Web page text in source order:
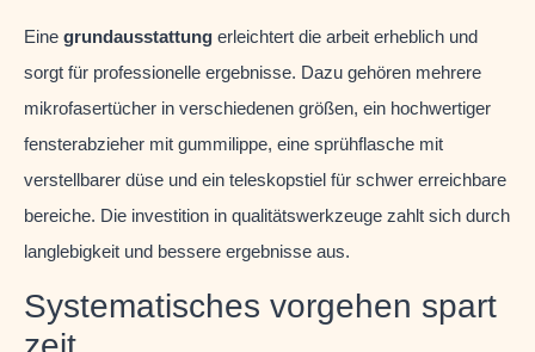
Eine grundausstattung erleichtert die arbeit erheblich und
sorgt für professionelle ergebnisse. Dazu gehören mehrere
mikrofasertücher in verschiedenen größen, ein hochwertiger
fensterabzieher mit gummilippe, eine sprühflasche mit
verstellbarer düse und ein teleskopstiel für schwer erreichbare
bereiche. Die investition in qualitätswerkzeuge zahlt sich durch
langlebigkeit und bessere ergebnisse aus.
Systematisches vorgehen spart